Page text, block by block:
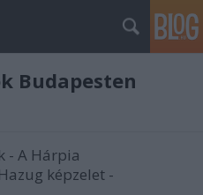
Budapesten
- A Hárpia
képzelet -